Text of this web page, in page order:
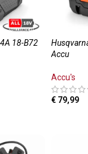
18-B72
Accu
Accu's
€ 79,99